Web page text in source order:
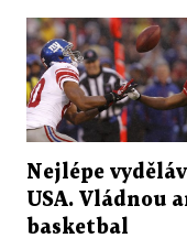
Nejlépe
USA. Vládnou
basketbal